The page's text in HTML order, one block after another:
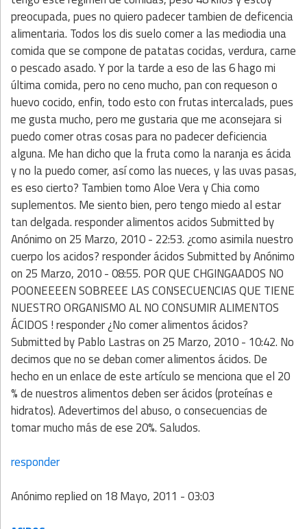
preocupada, pues no quiero padecer tambien de deficencia
alimentaria. Todos los dis suelo comer a las mediodia una
comida que se compone de patatas cocidas, verdura, carne
o pescado asado. Y por la tarde a eso de las 6 hago mi
última comida, pero no ceno mucho, pan con requeson o
huevo cocido, enfin, todo esto con frutas intercalads, pues
me gusta mucho, pero me gustaria que me aconsejara si
puedo comer otras cosas para no padecer deficiencia
alguna. Me han dicho que la fruta como la naranja es ácida
y no la puedo comer, así como las nueces, y las uvas pasas,
es eso cierto? Tambien tomo Aloe Vera y Chia como
suplementos. Me siento bien, pero tengo miedo al estar
tan delgada. responder alimentos acidos Submitted by
Anónimo on 25 Marzo, 2010 - 22:53. ¿como asimila nuestro
cuerpo los acidos? responder ácidos Submitted by Anónimo
on 25 Marzo, 2010 - 08:55. POR QUE CHGINGAADOS NO
POONEEEEN SOBREEE LAS CONSECUENCIAS QUE TIENE
NUESTRO ORGANISMO AL NO CONSUMIR ALIMENTOS
ÁCIDOS ! responder ¿No comer alimentos ácidos?
Submitted by Pablo Lastras on 25 Marzo, 2010 - 10:42. No
decimos que no se deban comer alimentos ácidos. De
hecho en un enlace de este artículo se menciona que el 20
% de nuestros alimentos deben ser ácidos (proteínas e
hidratos). Adevertimos del abuso, o consecuencias de
tomar mucho más de ese 20%. Saludos.
responder
Anónimoreplied on 18 Mayo, 2011 - 03:03